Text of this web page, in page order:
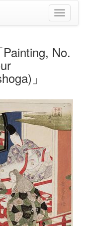
ナ
ビ
シ
り
替
え
No.
」